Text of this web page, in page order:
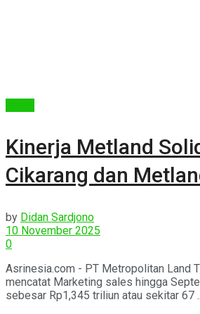
Kinerja Metland
Cikarang dan
by Didan Sardjono
10 November 2025
0
Asrinesia.com - PT Metropolitan Land
mencatat Marketing sales hingga
sebesar Rp1,345 triliun atau sekitar 67